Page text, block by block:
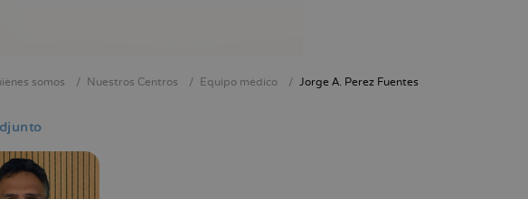
somos Nuestros Centros Equipo médico Jorge A. Perez Fuentes